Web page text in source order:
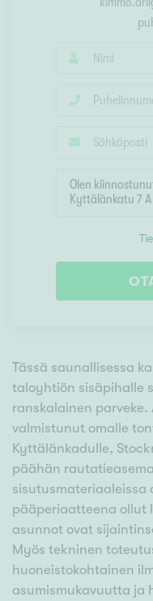
Tässä saunallisessa
taloyhtiön sisäpihalle
ranskalainen parveke.
valmistunut omalle
Kyttälänkadulle,
päähän
sisutusmateriaaleissa
pääperiaatteena ollut
asunnot ovat
Myös tekninen
huoneistokohtainen
asumismukavuutta ja